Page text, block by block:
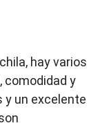
hay varios
comodidad y
y un excelente